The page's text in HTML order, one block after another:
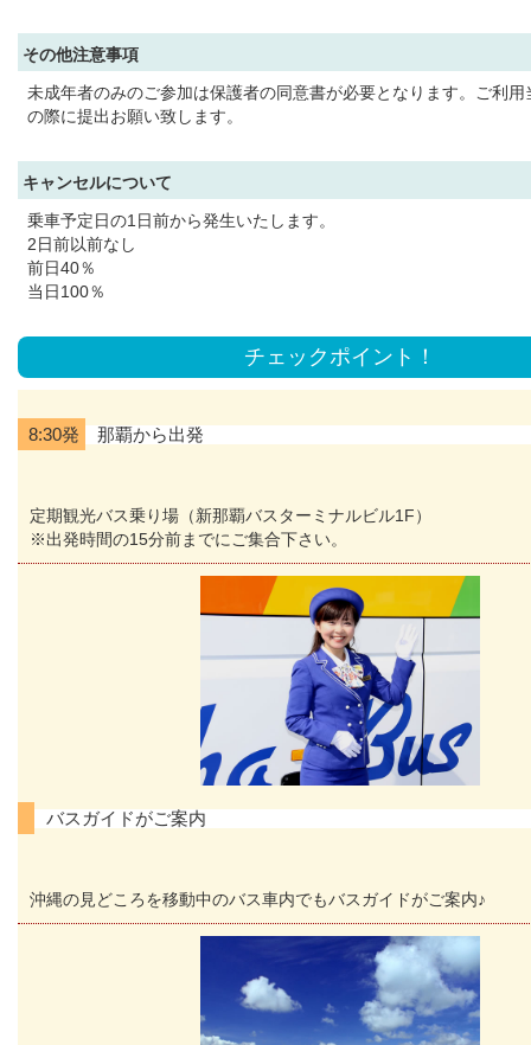
その他注意事項
未成年者のみのご参加は保護者の同意書が必要となります。ご利用
の際に提出お願い致します。
キャンセルについて
乗車予定日の1日前から発生いたします。
2日前以前なし
前日40％
当日100％
チェックポイント！
8:30発 那覇から出発
定期観光バス乗り場（新那覇バスターミナルビル1F）
※出発時間の15分前までにご集合下さい。
バスガイドがご案内
沖縄の見どころを移動中のバス車内でもバスガイドがご案内♪